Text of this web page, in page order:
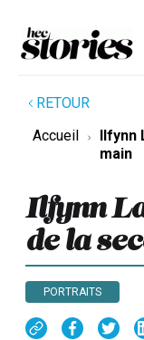
RETOUR
Accueil
Ilfynn
main
Ilfynn
de la
PORTRAITS